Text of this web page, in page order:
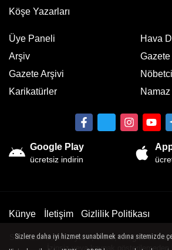
Köşe Yazarları
Üye Paneli
Arşiv
Gazete Arşivi
Karikatürler
Hava
Google Play
ücretsiz indirin
Künye İletişim Gizlilik Politikası
Sitemizde bulunan yazı , video, fotoğraf ve
İzinsiz veya kaynak gösterilemeden
Sizlere daha iyi hizmet sunabilmek adına sitemizde